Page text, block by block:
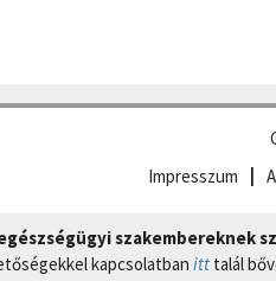
Impresszum
szakembereknek
kapcsolatban itt talál